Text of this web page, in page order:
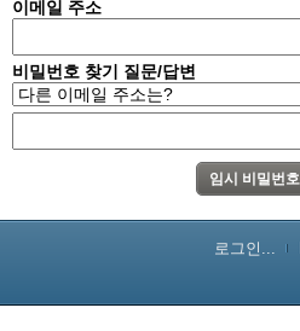
이메일 주소
비밀번호 찾기 질문/답변
로그인...